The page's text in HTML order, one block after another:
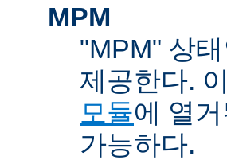
MPM
"MPM" 상
제공한다.
모듈에 열
가능하다.